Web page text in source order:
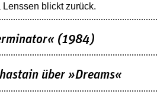
blickt zurück.
(1984)
über »Dreams«